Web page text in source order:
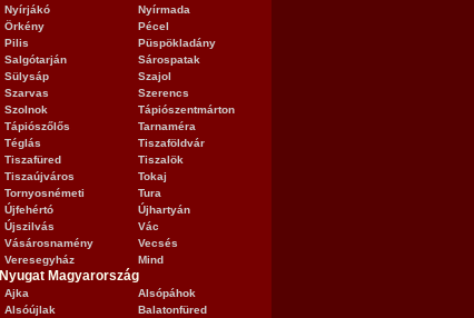
Nyírjákó
Nyírmada
Örkény
Pécel
Pilis
Püspökladány
Salgótarján
Sárospatak
Sülysáp
Szajol
Szarvas
Szerencs
Szolnok
Tápiószentmárton
Tápiószőlős
Tarnaméra
Téglás
Tiszaföldvár
Tiszafüred
Tiszalök
Tiszaújváros
Tokaj
Tornyosnémeti
Tura
Újfehértó
Újhartyán
Újszilvás
Vác
Vásárosnamény
Vecsés
Veresegyház
Mind
Nyugat Magyarország
Ajka
Alsópáhok
Alsóújlak
Balatonfüred